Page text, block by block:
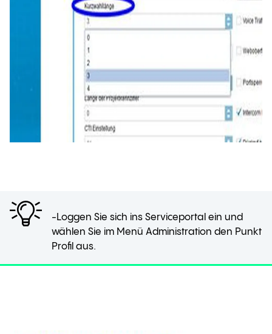
-Loggen Sie sich ins Serviceportal ein und
wählen Sie im Menü Administration den Punkt
Profil aus.